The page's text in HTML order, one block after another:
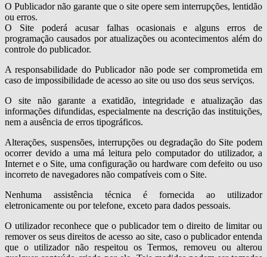
O Publicador não garante que o site opere sem interrupções, lentidão
ou erros.
O Site poderá acusar falhas ocasionais e alguns erros de
programação causados por atualizações ou acontecimentos além do
controle do publicador.
A responsabilidade do Publicador não pode ser comprometida em
caso de impossibilidade de acesso ao site ou uso dos seus serviços.
O site não garante a exatidão, integridade e atualização das
informações difundidas, especialmente na descrição das instituições,
nem a ausência de erros tipográficos.
Alterações, suspensões, interrupções ou degradação do Site podem
ocorrer devido a uma má leitura pelo computador do utilizador, a
Internet e o Site, uma configuração ou hardware com defeito ou uso
incorreto de navegadores não compatíveis com o Site.
Nenhuma assistência técnica é fornecida ao utilizador
eletronicamente ou por telefone, exceto para dados pessoais.
O utilizador reconhece que o publicador tem o direito de limitar ou
remover os seus direitos de acesso ao site, caso o publicador entenda
que o utilizador não respeitou os Termos, removeu ou alterou